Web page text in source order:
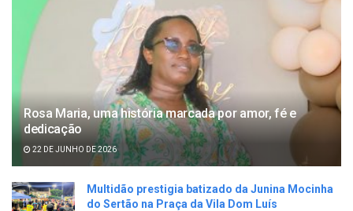
Rosa Maria, uma história marcada por amor, fé e
dedicação
22 DE JUNHO DE 2026
Multidão prestigia batizado da Junina Mocinha
do Sertão na Praça da Vila Dom Luís